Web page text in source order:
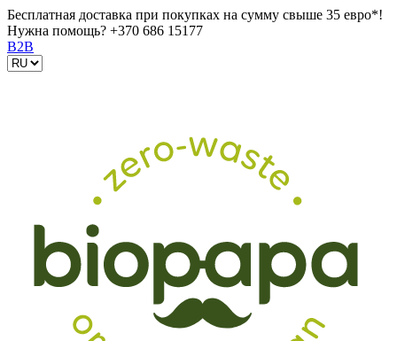
Бесплатная доставка при покупках на сумму свыше 35 евро*!
Нужна помощь? +370 686 15177
B2B